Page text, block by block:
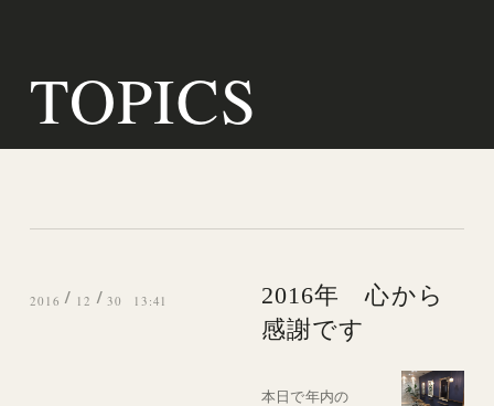
TOPICS
2016 / 12 / 30 13:41
2016年 心から
感謝です
本日で年内の